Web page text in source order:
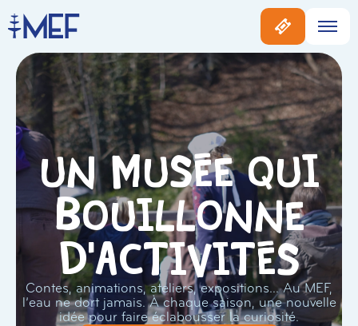
Un musée qui
bouillonne
d'activités
Contes, animations, ateliers, expositions… Au MEF,
l’eau ne dort jamais. À chaque saison, une nouvelle
idée pour faire éclabousser la curiosité.